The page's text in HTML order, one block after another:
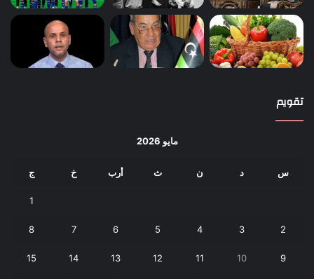
تقويم
مايو 2026
س د ن ث أرب خ ج
1
2
3
4
5
6
7
8
9
10
11
12
13
14
15